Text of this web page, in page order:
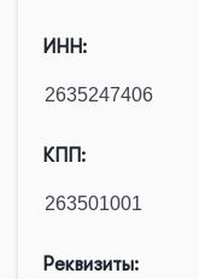
ИНН:
КПП:
Реквизиты: